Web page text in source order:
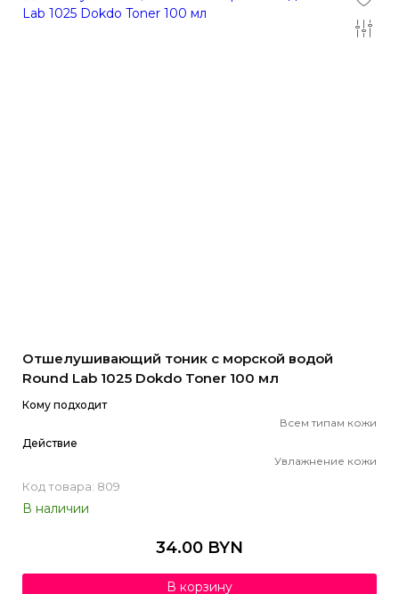
Отшелушивающий тоник с морской водой
Round Lab 1025 Dokdo Toner 100 мл
Кому подходит
Всем типам кожи
Действие
Увлажнение кожи
Код товара: 809
В наличии
34.00 BYN
В корзину